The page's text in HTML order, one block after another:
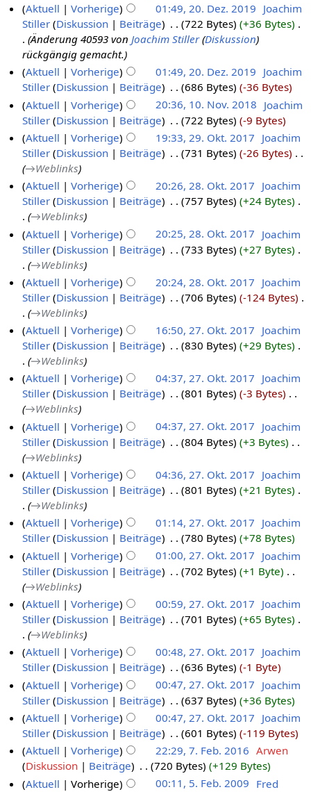
Aktuell
Vorherige 01:49, 20. Dez. 2019 Joachim
Stiller Diskussion Beiträge 722 Bytes +36 Bytes
Änderung 40593 von Joachim Stiller(Diskussion)
rückgängig gemacht.
Aktuell
Vorherige 01:49, 20. Dez. 2019 Joachim
Stiller Diskussion Beiträge 686 Bytes
-36 Bytes
Aktuell
Vorherige 20:36, 10. Nov. 2018 Joachim
Stiller Diskussion Beiträge 722 Bytes
-9 Bytes
Aktuell
Vorherige 19:33, 29. Okt. 2017 Joachim
Stiller Diskussion Beiträge 731 Bytes -26 Bytes
→‎Weblinks
Aktuell
Vorherige 20:26, 28. Okt. 2017 Joachim
Stiller Diskussion Beiträge 757 Bytes +24 Bytes
→‎Weblinks
Aktuell
Vorherige 20:25, 28. Okt. 2017 Joachim
Stiller Diskussion Beiträge 733 Bytes +27 Bytes
→‎Weblinks
Aktuell
Vorherige 20:24, 28. Okt. 2017 Joachim
Stiller Diskussion Beiträge 706 Bytes -124 Bytes
→‎Weblinks
Aktuell
Vorherige 16:50, 27. Okt. 2017 Joachim
Stiller Diskussion Beiträge 830 Bytes +29 Bytes
→‎Weblinks
Aktuell
Vorherige 04:37, 27. Okt. 2017 Joachim
Stiller Diskussion Beiträge 801 Bytes -3 Bytes
→‎Weblinks
Aktuell
Vorherige 04:37, 27. Okt. 2017 Joachim
Stiller Diskussion Beiträge 804 Bytes +3 Bytes
→‎Weblinks
Aktuell
Vorherige 04:36, 27. Okt. 2017 Joachim
Stiller Diskussion Beiträge 801 Bytes +21 Bytes
→‎Weblinks
Aktuell
Vorherige 01:14, 27. Okt. 2017 Joachim
Stiller Diskussion Beiträge 780 Bytes
+78 Bytes
Aktuell
Vorherige 01:00, 27. Okt. 2017 Joachim
Stiller Diskussion Beiträge 702 Bytes +1 Byte
→‎Weblinks
Aktuell
Vorherige 00:59, 27. Okt. 2017 Joachim
Stiller Diskussion Beiträge 701 Bytes +65 Bytes
→‎Weblinks
Aktuell
Vorherige 00:48, 27. Okt. 2017 Joachim
Stiller Diskussion Beiträge 636 Bytes
-1 Byte
Aktuell
Vorherige 00:47, 27. Okt. 2017 Joachim
Stiller Diskussion Beiträge 637 Bytes
+36 Bytes
Aktuell
Vorherige 00:47, 27. Okt. 2017 Joachim
Stiller Diskussion Beiträge 601 Bytes
-119 Bytes
Aktuell
Vorherige 22:29, 7. Feb. 2016 Arwen
Diskussion
Beiträge 720 Bytes
+129 Bytes
Aktuell
Vorherige 00:11, 5. Feb. 2009 Fred